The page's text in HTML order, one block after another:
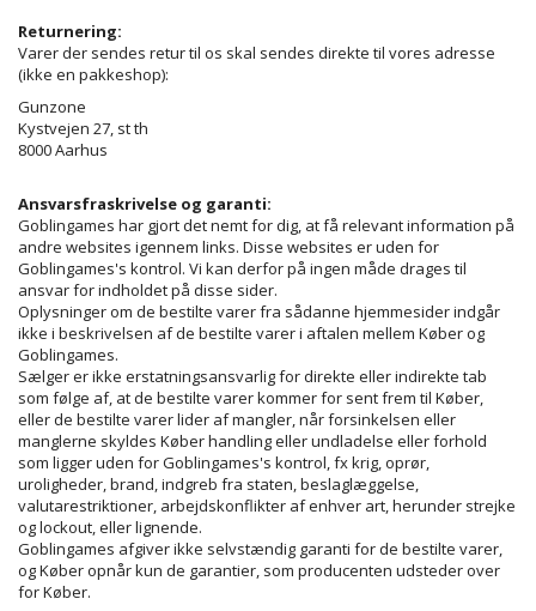
Returnering:
Varer der sendes retur til os skal sendes direkte til vores adresse
(ikke en pakkeshop):
Gunzone
Kystvejen 27, st th
8000 Aarhus
Ansvarsfraskrivelse og garanti:
Goblingames har gjort det nemt for dig, at få relevant information på
andre websites igennem links. Disse websites er uden for
Goblingames's kontrol. Vi kan derfor på ingen måde drages til
ansvar for indholdet på disse sider.
Oplysninger om de bestilte varer fra sådanne hjemmesider indgår
ikke i beskrivelsen af de bestilte varer i aftalen mellem Køber og
Goblingames.
Sælger er ikke erstatningsansvarlig for direkte eller indirekte tab
som følge af, at de bestilte varer kommer for sent frem til Køber,
eller de bestilte varer lider af mangler, når forsinkelsen eller
manglerne skyldes Køber handling eller undladelse eller forhold
som ligger uden for Goblingames's kontrol, fx krig, oprør,
uroligheder, brand, indgreb fra staten, beslaglæggelse,
valutarestriktioner, arbejdskonflikter af enhver art, herunder strejke
og lockout, eller lignende.
Goblingames afgiver ikke selvstændig garanti for de bestilte varer,
og Køber opnår kun de garantier, som producenten udsteder over
for Køber.